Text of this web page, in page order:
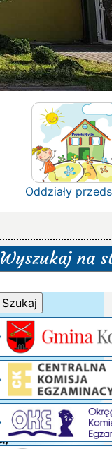
Oddziały
Wyszukaj na